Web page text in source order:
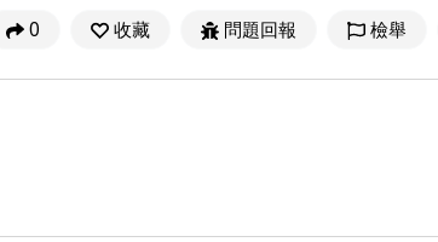
0 收藏 問題回報 檢舉